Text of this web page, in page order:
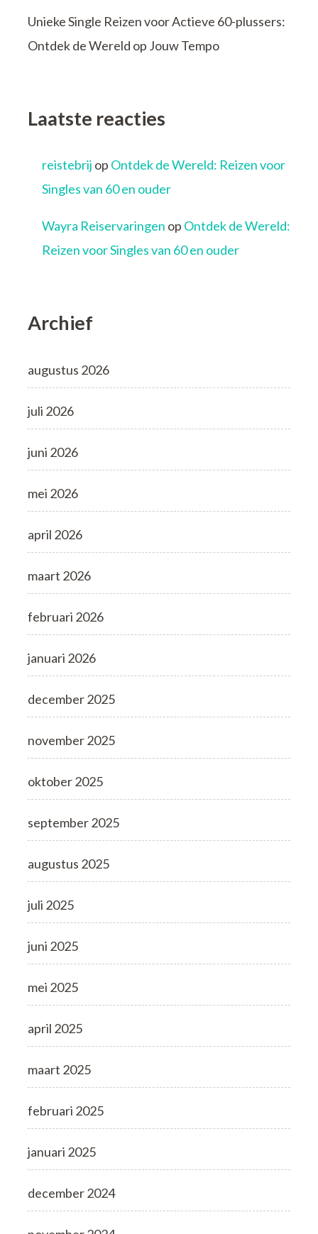
Unieke Single Reizen voor Actieve 60-plussers:
Ontdek de Wereld op Jouw Tempo
Laatste reacties
reistebrij op Ontdek de Wereld: Reizen voor
Singles van 60 en ouder
Wayra Reiservaringen op Ontdek de Wereld:
Reizen voor Singles van 60 en ouder
Archief
augustus 2026
juli 2026
juni 2026
mei 2026
april 2026
maart 2026
februari 2026
januari 2026
december 2025
november 2025
oktober 2025
september 2025
augustus 2025
juli 2025
juni 2025
mei 2025
april 2025
maart 2025
februari 2025
januari 2025
december 2024